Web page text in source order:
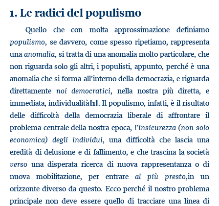
1. Le radici del populismo
Quello che con molta approssimazione definiamo
populismo, se davvero, come spesso ripetiamo, rappresenta
unaanomalia, si tratta di una anomalia molto particolare, che
non riguarda solo gli altri, i populisti, appunto, perché è una
anomalia che si forma all’interno della democrazia, e riguarda
direttamente noi democratici, nella nostra più diretta, e
immediata, individualità[1]. Il populismo, infatti, è il risultato
delle difficoltà della democrazia liberale di affrontare il
problema centrale della nostra epoca, l’insicurezza (non solo
economica) degli individui, una difficoltà che lascia una
eredità di delusione e di fallimento, e che trascina la società
verso una disperata ricerca di nuova rappresentanza o di
nuova mobilitazione, per entrare al più presto,in un
orizzonte diverso da questo. Ecco perché il nostro problema
principale non deve essere quello di tracciare una linea di